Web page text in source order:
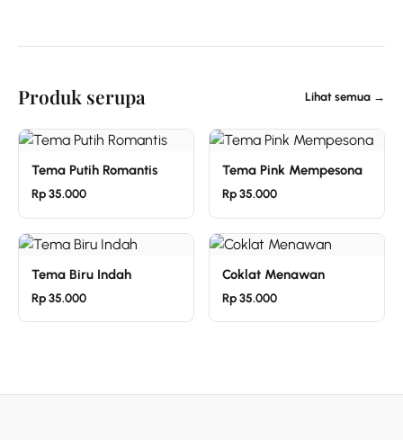
Produk serupa Lihat semua →
Tema Putih Romantis
Rp 35.000
Tema Pink Mempesona
Rp 35.000
Tema Biru Indah
Rp 35.000
Coklat Menawan
Rp 35.000